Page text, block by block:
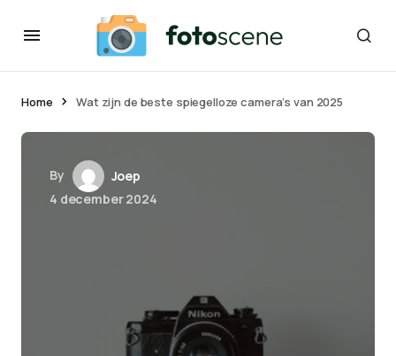
Home Wat zijn de beste spiegelloze camera’s van 2025
By
Joep
4 december 2024